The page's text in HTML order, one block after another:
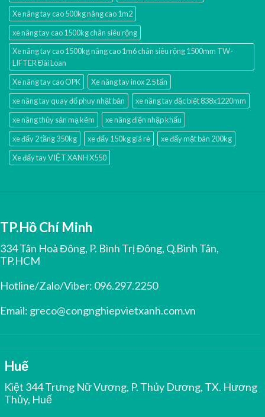
Xe nâng tay cao 500kg nâng cao 1m2
xe nâng tay cao 1500kg chân siêu rộng
Xe nâng tay cao 1500kg nâng cao 1m6 chân siêu rộng 1500mm TW-
LIFTER Đài Loan
Xe nâng tay cao OPK
Xe nâng tay inox 2.5 tấn
xe nâng tay quay đổ phuy nhật bản
xe nâng tay đặc biệt 838x1220mm
xe nâng thủy sản mạ kẽm
xe nâng điện nhập khấu
xe đẩy 2 tầng 350kg
xe đẩy 150kg giá rẻ
xe đẩy mặt bàn 200kg
Xe đẩy tay VIỆT XANH X550
TP.Hồ Chí Minh
334 Tân Hoà Đông, P. Bình Trị Đông, Q.Bình Tân,
TP.HCM
Hotline/Zalo/Viber: 096.297.2250
Email: greco@congnghiepvietxanh.com.vn
Huế
Kiệt 344 Trưng Nữ Vương, P. Thủy Dương, TX. Hương
Thủy, Huế